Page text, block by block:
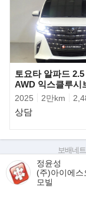
저녁 늦은 시간에도
춰져 있습니다.
또, 고객님께서 소
전시,광고 차량에
언제든지 문의 주십
서울 서초 전시장 (
서울 강서 전시장 (
▶판매자의 약속
- 타고계시던 고객
합니다.
토요타 알파드
AWD 익스클루시
2025 2만km
상담
정윤성
(주)아이에스
모빌
보배네
판매자가 직접 등
차량 구매 시
차